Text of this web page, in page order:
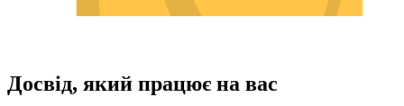
Досвід, який працює на вас